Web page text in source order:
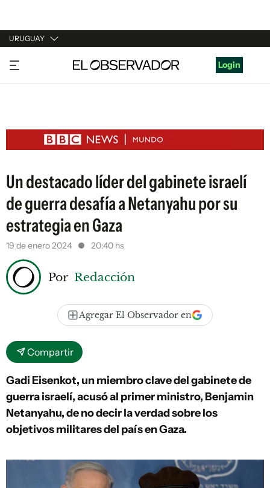
URUGUAY
URUGUAY
ARGENTINA
ESTADOS UNIDOS
Login
Un destacado líder del gabinete israelí
de guerra desafía a Netanyahu por su
estrategia en Gaza
19 de enero 2024 20:40 hs
Por Redacción
Agregar El Observador en
Compartir
Gadi Eisenkot, un miembro clave del gabinete de
guerra israelí, acusó al primer ministro, Benjamin
Netanyahu, de no decir la verdad sobre los
objetivos militares del país en Gaza.